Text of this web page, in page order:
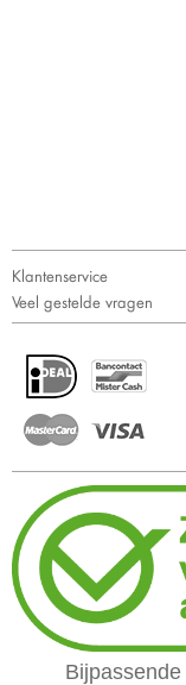
Klantenservice
Veel gestelde vragen
Bijpassende